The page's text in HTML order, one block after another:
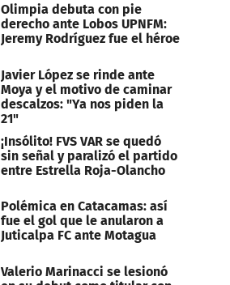
Olimpia debuta con pie
derecho ante Lobos UPNFM:
Jeremy Rodríguez fue el héroe
Javier López se rinde ante
Moya y el motivo de caminar
descalzos: "Ya nos piden la
21"
¡Insólito! FVS VAR se quedó
sin señal y paralizó el partido
entre Estrella Roja-Olancho
Polémica en Catacamas: así
fue el gol que le anularon a
Juticalpa FC ante Motagua
Valerio Marinacci se lesionó